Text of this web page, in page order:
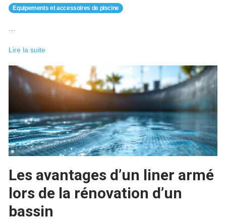
Equipements et accessoires de piscine
Robot
sans
fil
avis
et
guide
d’achat
2026
Lire la suite
Les avantages d’un liner armé
lors de la rénovation d’un
bassin